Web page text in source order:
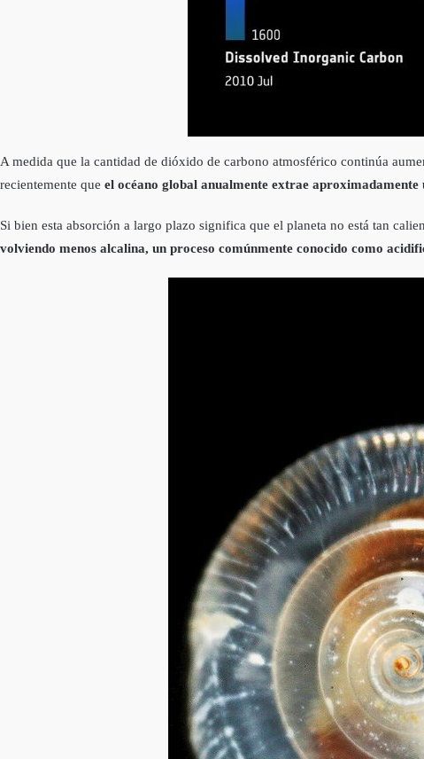
A medida que la cantidad de dióxido de carbono atmosférico continúa
recientemente que el océano global anualmente extrae
Si bien esta absorción a largo plazo significa que el planeta no está tan
volviendo menos alcalina, un proceso comúnmente conocido como